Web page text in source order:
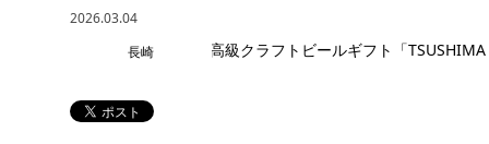
2026.03.04
長崎